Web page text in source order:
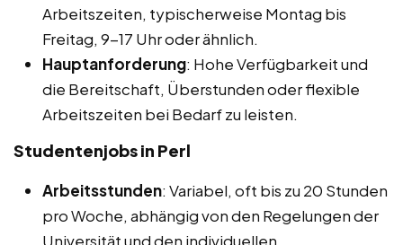
Arbeitszeiten, typischerweise Montag bis
Freitag, 9-17 Uhr oder ähnlich.
Hauptanforderung: Hohe Verfügbarkeit und
die Bereitschaft, Überstunden oder flexible
Arbeitszeiten bei Bedarf zu leisten.
Studentenjobs in Perl
Arbeitsstunden: Variabel, oft bis zu 20 Stunden
pro Woche, abhängig von den Regelungen der
Universität und den individuellen